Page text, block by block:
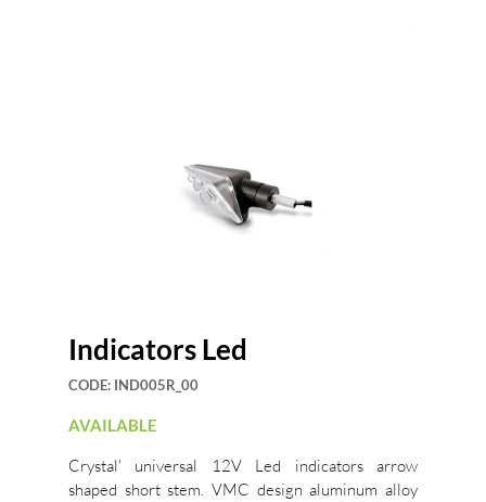
Indicators Led
CODE: IND005R_00
AVAILABLE
Crystal' universal 12V Led indicators arrow
shaped short stem. VMC design aluminum alloy